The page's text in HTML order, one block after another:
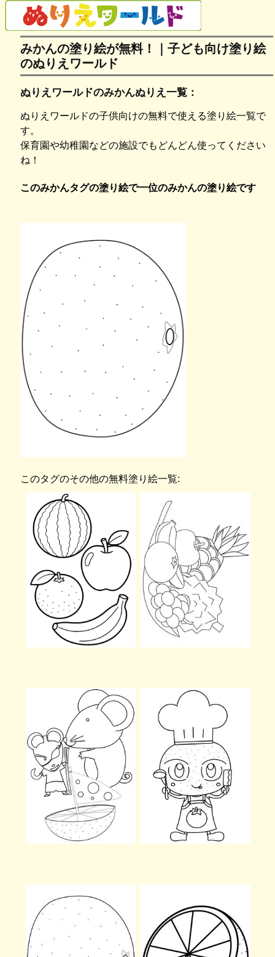
みかんの塗り絵が無料！｜子ども向け塗り絵
のぬりえワールド
ぬりえワールドのみかんぬりえ一覧：
ぬりえワールドの子供向けの無料で使える塗り絵一覧で
す。
保育園や幼稚園などの施設でもどんどん使ってください
ね！
このみかんタグの塗り絵で一位のみかんの塗り絵です
このタグのその他の無料塗り絵一覧: